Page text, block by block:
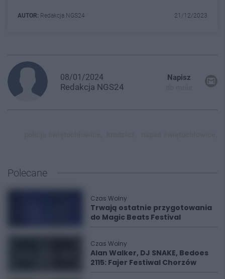
AUTOR: Redakcja NGS24 21/12/2023
08/01/2024
Redakcja NGS24
Napisz
Polecane
Czas Wolny
Trwają ostatnie przygotowania
do Magic Beats Festival
Czas Wolny
Alan Walker, DJ SNAKE, Bedoes
2115: Fajer Festiwal Chorzów